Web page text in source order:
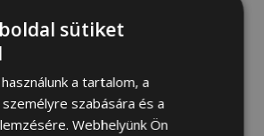
sütiket
a tartalom, a
szabására és a
Webhelyünk Ön